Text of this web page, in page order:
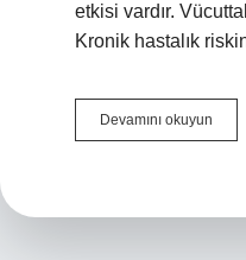
etkisi vardır.
Kronik hastalık
Devamını okuyun